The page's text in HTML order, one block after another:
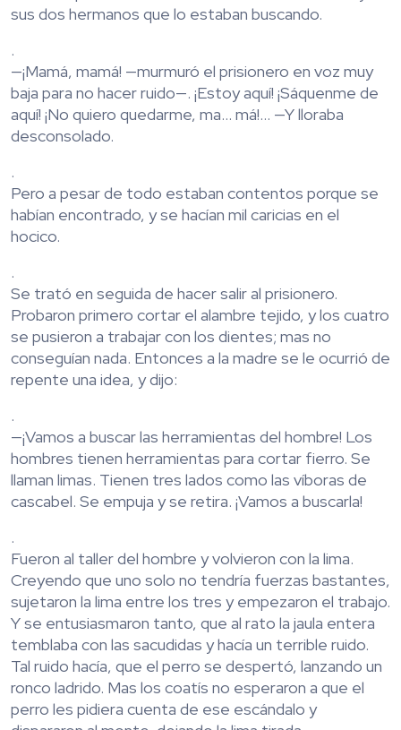
sus dos hermanos que lo estaban buscando.
.
—¡Mamá, mamá! —murmuró el prisionero en voz muy
baja para no hacer ruido—. ¡Estoy aquí! ¡Sáquenme de
aquí! ¡No quiero quedarme, ma… má!… —Y lloraba
desconsolado.
.
Pero a pesar de todo estaban contentos porque se
habían encontrado, y se hacían mil caricias en el
hocico.
.
Se trató en seguida de hacer salir al prisionero.
Probaron primero cortar el alambre tejido, y los cuatro
se pusieron a trabajar con los dientes; mas no
conseguían nada. Entonces a la madre se le ocurrió de
repente una idea, y dijo:
.
—¡Vamos a buscar las herramientas del hombre! Los
hombres tienen herramientas para cortar fierro. Se
llaman limas. Tienen tres lados como las víboras de
cascabel. Se empuja y se retira. ¡Vamos a buscarla!
.
Fueron al taller del hombre y volvieron con la lima.
Creyendo que uno solo no tendría fuerzas bastantes,
sujetaron la lima entre los tres y empezaron el trabajo.
Y se entusiasmaron tanto, que al rato la jaula entera
temblaba con las sacudidas y hacía un terrible ruido.
Tal ruido hacía, que el perro se despertó, lanzando un
ronco ladrido. Mas los coatís no esperaron a que el
perro les pidiera cuenta de ese escándalo y